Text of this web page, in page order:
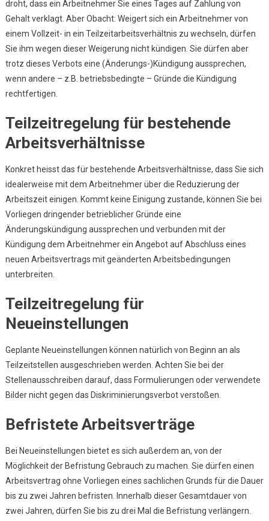
droht, dass ein Arbeitnehmer Sie eines Tages auf Zahlung von
Gehalt verklagt. Aber Obacht: Weigert sich ein Arbeitnehmer von
einem Vollzeit- in ein Teilzeitarbeitsverhältnis zu wechseln, dürfen
Sie ihm wegen dieser Weigerung nicht kündigen. Sie dürfen aber
trotz dieses Verbots eine (Änderungs-)Kündigung aussprechen,
wenn andere – z.B. betriebsbedingte – Gründe die Kündigung
rechtfertigen.
Teilzeitregelung für bestehende
Arbeitsverhältnisse
Konkret heisst das für bestehende Arbeitsverhältnisse, dass Sie sich
idealerweise mit dem Arbeitnehmer über die Reduzierung der
Arbeitszeit einigen. Kommt keine Einigung zustande, können Sie bei
Vorliegen dringender betrieblicher Gründe eine
Änderungskündigung aussprechen und verbunden mit der
Kündigung dem Arbeitnehmer ein Angebot auf Abschluss eines
neuen Arbeitsvertrags mit geänderten Arbeitsbedingungen
unterbreiten.
Teilzeitregelung für
Neueinstellungen
Geplante Neueinstellungen können natürlich von Beginn an als
Teilzeitstellen ausgeschrieben werden. Achten Sie bei der
Stellenausschreiben darauf, dass Formulierungen oder verwendete
Bilder nicht gegen das Diskriminierungsverbot verstoßen.
Befristete Arbeitsverträge
Bei Neueinstellungen bietet es sich außerdem an, von der
Möglichkeit der Befristung Gebrauch zu machen. Sie dürfen einen
Arbeitsvertrag ohne Vorliegen eines sachlichen Grunds für die Dauer
bis zu zwei Jahren befristen. Innerhalb dieser Gesamtdauer von
zwei Jahren, dürfen Sie bis zu drei Mal die Befristung verlängern.